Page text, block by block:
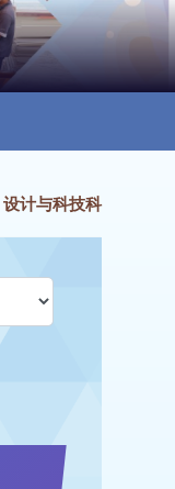
设计与科技科